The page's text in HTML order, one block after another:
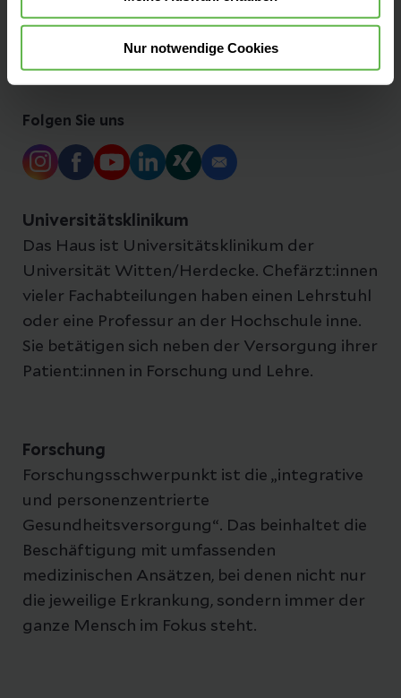
Nur notwendige Cookies
Anfahrt & Parken
Folgen Sie uns
Universitätsklinikum
Das Haus ist Universitätsklinikum der
Universität Witten/Herdecke. Chefärzt:innen
vieler Fachabteilungen haben einen Lehrstuhl
oder eine Professur an der Hochschule inne.
Sie betätigen sich neben der Versorgung ihrer
Patient:innen in Forschung und Lehre.
Forschung
Forschungsschwerpunkt ist die „integrative
und personenzentrierte
Gesundheitsversorgung“. Das beinhaltet die
Beschäftigung mit umfassenden
medizinischen Ansätzen, bei denen nicht nur
die jeweilige Erkrankung, sondern immer der
ganze Mensch im Fokus steht.